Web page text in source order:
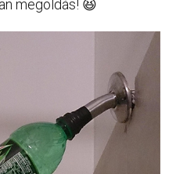
megoldás! 😆